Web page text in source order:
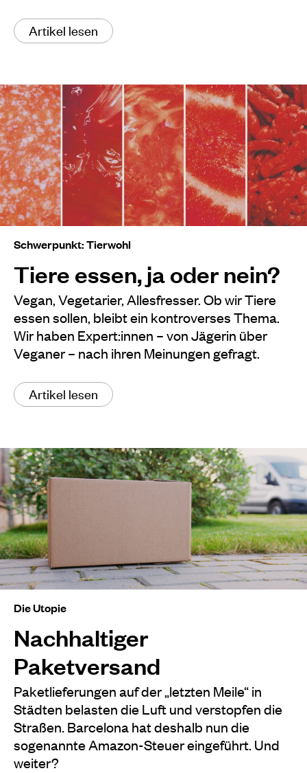
Artikel lesen
Schwerpunkt: Tierwohl
Tiere essen, ja oder nein?
Vegan, Vegetarier, Allesfresser. Ob wir Tiere
essen sollen, bleibt ein kontroverses Thema.
Wir haben Expert:innen – von Jägerin über
Veganer – nach ihren Meinungen gefragt.
Artikel lesen
Die Utopie
Nachhaltiger
Paketversand
Paketlieferungen auf der „letzten Meile“ in
Städten belasten die Luft und verstopfen die
Straßen. Barcelona hat deshalb nun die
sogenannte Amazon-Steuer eingeführt. Und
weiter?